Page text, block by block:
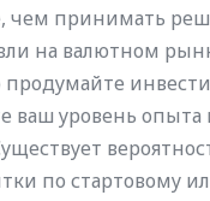
чем принимать
на валютном
продумайте
ваш уровень опыта
по стартовому